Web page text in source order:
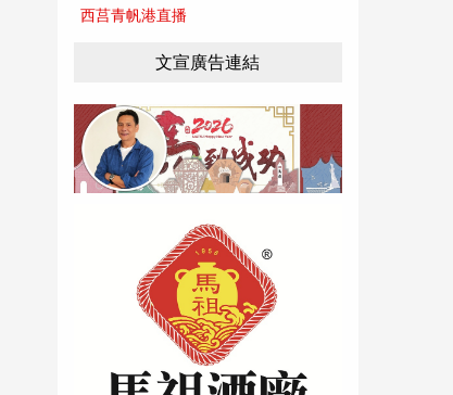
西莒青帆港直播
文宣廣告連結